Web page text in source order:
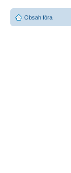
Obsah fóra